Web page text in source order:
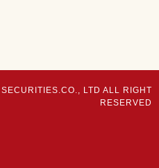
LTD ALL RIGHT
RESERVED